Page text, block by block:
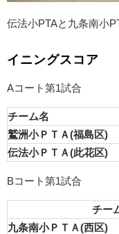
伝法小PTAと九条南小
イニングスコア
Aコート第1試合
チーム名
鷲洲小ＰＴＡ(福島区)
伝法小ＰＴＡ(此花区)
Bコート第1試合
チー
九条南小ＰＴＡ(西区)